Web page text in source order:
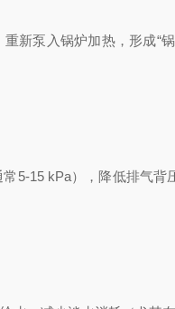
重新泵入锅炉加热，形
5-15 kPa），降低排气